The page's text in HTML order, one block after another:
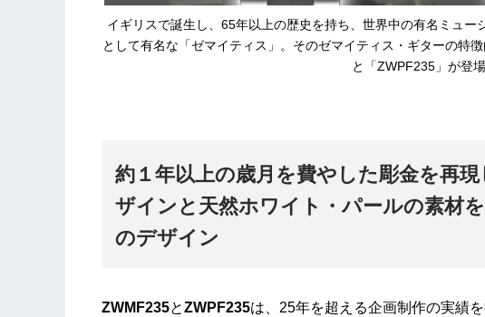
イギリスで誕⽣し、65年以上の歴史を持ち、世界中の有名ミュー
として有名な「ゼマイティス」。そのゼマイティス・ギターの特
と「ZWPF235」が登場
約１年以上の歳月を費やした彫⾦を再
ザインと天然ホワイト・パールの素材
のデザイン
ZWMF235とZWPF235は、25年を超える企画制作の実績